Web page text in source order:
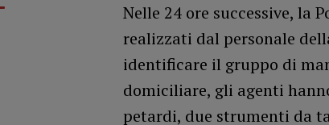
Nelle 24 ore successive, la
realizzati dal personale
identificare il gruppo di
domiciliare, gli agenti
petardi, due strumenti da